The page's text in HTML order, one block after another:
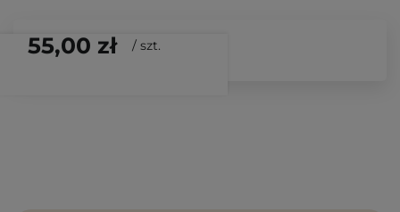
55,00 zł / szt.